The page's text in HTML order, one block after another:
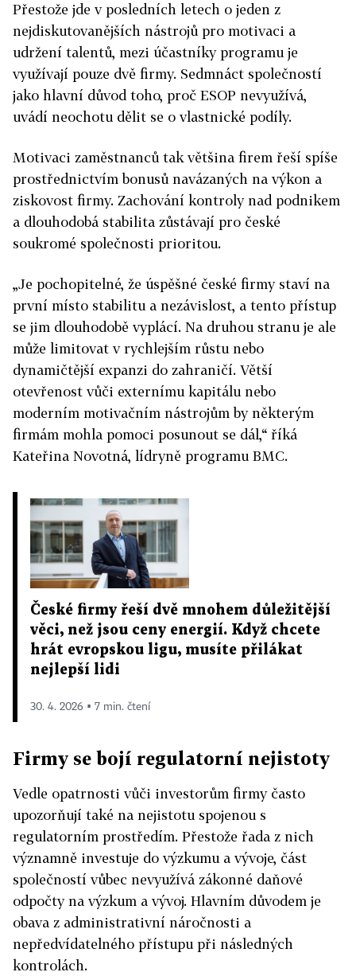
Přestože jde v posledních letech o jeden z
nejdiskutovanějších nástrojů pro motivaci a
udržení talentů, mezi účastníky programu je
využívají pouze dvě firmy. Sedmnáct společností
jako hlavní důvod toho, proč ESOP nevyužívá,
uvádí neochotu dělit se o vlastnické podíly.
Motivaci zaměstnanců tak většina firem řeší spíše
prostřednictvím bonusů navázaných na výkon a
ziskovost firmy. Zachování kontroly nad podnikem
a dlouhodobá stabilita zůstávají pro české
soukromé společnosti prioritou.
„Je pochopitelné, že úspěšné české firmy staví na
první místo stabilitu a nezávislost, a tento přístup
se jim dlouhodobě vyplácí. Na druhou stranu je ale
může limitovat v rychlejším růstu nebo
dynamičtější expanzi do zahraničí. Větší
otevřenost vůči externímu kapitálu nebo
moderním motivačním nástrojům by některým
firmám mohla pomoci posunout se dál,“ říká
Kateřina Novotná, lídryně programu BMC.
České firmy řeší dvě mnohem důležitější
věci, než jsou ceny energií. Když chcete
hrát evropskou ligu, musíte přilákat
nejlepší lidi
30. 4. 2026 ▪ 7 min. čtení
Firmy se bojí regulatorní nejistoty
Vedle opatrnosti vůči investorům firmy často
upozorňují také na nejistotu spojenou s
regulatorním prostředím. Přestože řada z nich
významně investuje do výzkumu a vývoje, část
společností vůbec nevyužívá zákonné daňové
odpočty na výzkum a vývoj. Hlavním důvodem je
obava z administrativní náročnosti a
nepředvídatelného přístupu při následných
kontrolách.